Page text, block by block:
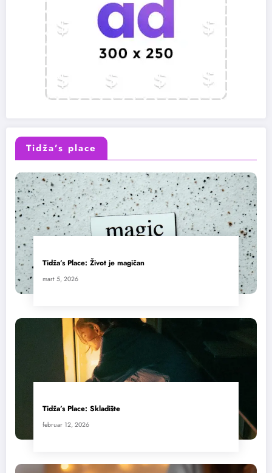
Tidža’s place
Tidža’s Place: Život je magičan
mart 5, 2026
Tidža’s Place: Skladište
februar 12, 2026